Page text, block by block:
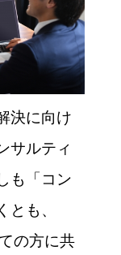
決に向け
サルティ
も「コン
も、
の方に共